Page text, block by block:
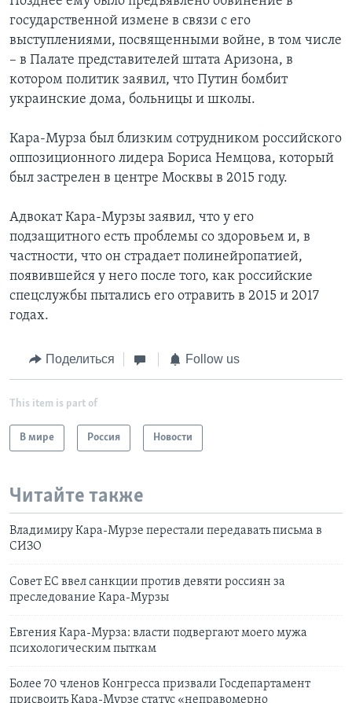
государственной измене в связи с его
выступлениями, посвященными войне, в том числе
– в Палате представителей штата Аризона, в
котором политик заявил, что Путин бомбит
украинские дома, больницы и школы.
Кара-Мурза был близким сотрудником российского
оппозиционного лидера Бориса Немцова, который
был застрелен в центре Москвы в 2015 году.
Адвокат Кара-Мурзы заявил, что у его
подзащитного есть проблемы со здоровьем и, в
частности, что он страдает полинейропатией,
появившейся у него после того, как российские
спецслужбы пытались его отравить в 2015 и 2017
годах.
Поделиться Follow us
This item is part of
В мире Россия Новости
Читайте также
Владимиру Кара-Мурзе перестали передавать письма в
СИЗО
Совет ЕС ввел санкции против девяти россиян за
преследование Кара-Мурзы
Евгения Кара-Мурза: власти подвергают моего мужа
психологическим пыткам
Более 70 членов Конгресса призвали Госдепартамент
присвоить Кара-Мурзе статус «неправомерно